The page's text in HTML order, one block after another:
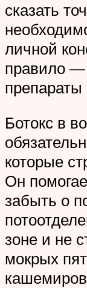
сказать
личной
правило —
препараты
Ботокс в
которые
Он
забыть о
зоне и не
мокрых